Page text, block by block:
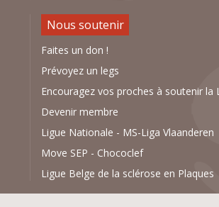
Nous soutenir
Faites un don !
Prévoyez un legs
Encouragez vos proches à soutenir la
Devenir membre
Ligue Nationale - MS-Liga Vlaanderen
Move SEP - Chococlef
Ligue Belge de la sclérose en Plaques